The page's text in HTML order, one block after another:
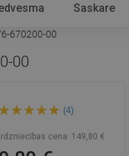
Saskare
670200-00
00
1-kameras ar
melns plankumains -
76-670200-00
(4)
cena: 149,80 €